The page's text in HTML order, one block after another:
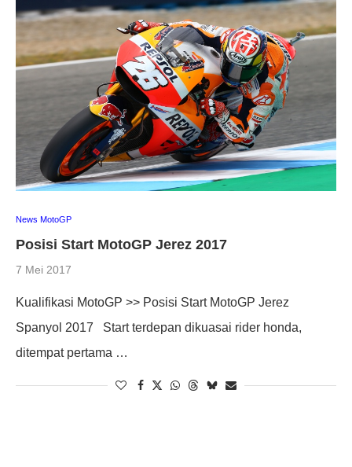
News MotoGP
Posisi Start MotoGP Jerez 2017
7 Mei 2017
Kualifikasi MotoGP >> Posisi Start MotoGP Jerez
Spanyol 2017 Start terdepan dikuasai rider honda,
ditempat pertama …